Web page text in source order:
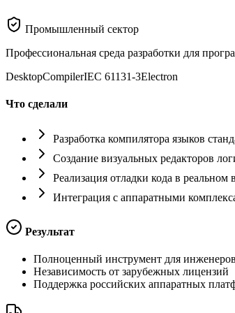
Промышленный сектор
Профессиональная среда разработки для
DesktopCompilerIEC 61131-3Electron
Что сделали
Разработка компилятора языков
Создание визуальных редакторов
Реализация отладки кода в реальном
Интеграция с аппаратными
Результат
Полноценный инструмент для
Независимость от зарубежных лицензий
Поддержка российских аппаратных